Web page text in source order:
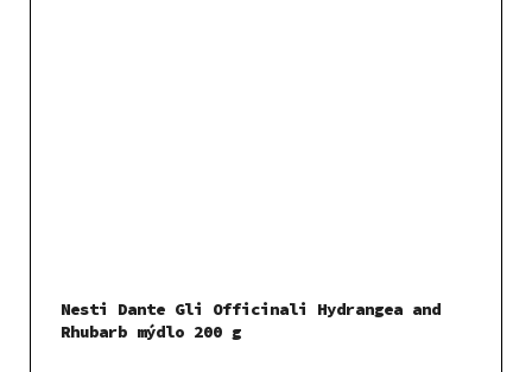
Nesti Dante Gli Officinali Hydrangea and
Rhubarb mýdlo 200 g